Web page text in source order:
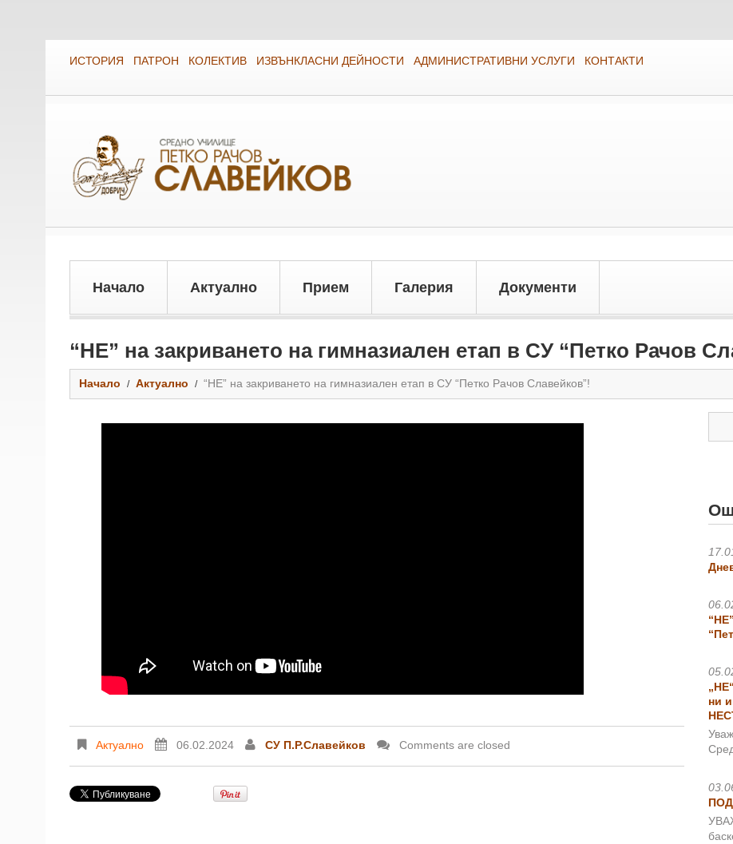
ИСТОРИЯ ПАТРОН КОЛЕКТИВ ИЗВЪНКЛАСНИ ДЕЙНОСТИ АДМИНИСТРАТИВНИ УСЛУГИ КОНТАКТИ
Начало Актуално Прием Галерия Документи
“НЕ” на закриването на гимназиален етап в СУ “Петко Рачов
Начало Актуално “НЕ” на закриването на гимназиален етап в СУ “Петко Рачов Славейков”!
Актуално 06.02.2024 СУ П.Р.Славейков Comments are closed
ни